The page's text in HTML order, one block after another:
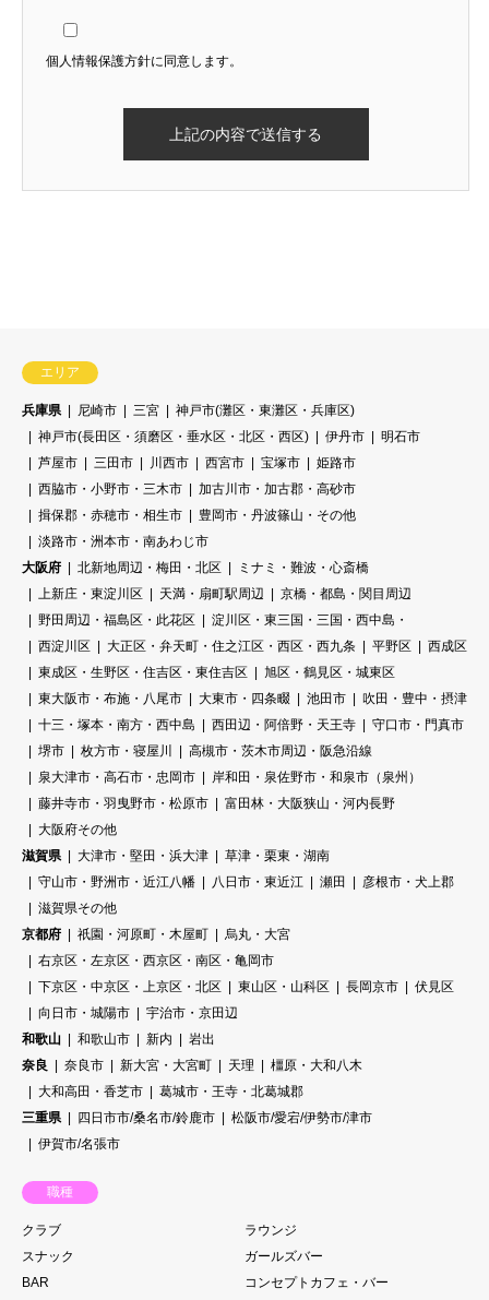
個人情報保護方針に同意します。
エリア
兵庫県 尼崎市 三宮
神戸市(灘区・東灘区・兵庫区)
神戸市(長田区・須磨区・垂水区・北区・西区)
伊丹市
明石市
芦屋市
三田市 川西市 西宮市 宝塚市
姫路市
西脇市・小野市・三木市
加古川市・加古郡・高砂市
揖保郡・赤穂市・相生市
豊岡市・丹波篠山・その他
淡路市・洲本市・南あわじ市
大阪府
北新地周辺・梅田・北区
ミナミ・難波・心斎橋
上新庄・東淀川区
天満・扇町駅周辺
京橋・都島・関目周辺
野田周辺・福島区・此花区
淀川区・東三国・三国・西中島・
西淀川区
大正区・弁天町・住之江区・西区・西九条 平野区
西成区
東成区・生野区・住吉区・東住吉区
旭区・鶴見区・城東区
東大阪市・布施・八尾市
大東市・四条畷 池田市
吹田・豊中・摂津
十三・塚本・南方・西中島
西田辺・阿倍野・天王寺
守口市・門真市
堺市
枚方市・寝屋川
高槻市・茨木市周辺・阪急沿線
泉大津市・高石市・忠岡市
岸和田・泉佐野市・和泉市（泉州）
藤井寺市・羽曳野市・松原市
富田林・大阪狭山・河内長野
大阪府その他
滋賀県
大津市・堅田・浜大津
草津・栗東・湖南
守山市・野洲市・近江八幡
八日市・東近江 瀬田
彦根市・犬上郡
滋賀県その他
京都府
祇園・河原町・木屋町
烏丸・大宮
右京区・左京区・西京区・南区・亀岡市
下京区・中京区・上京区・北区
東山区・山科区 長岡京市
伏見区
向日市・城陽市
宇治市・京田辺
和歌山
和歌山市 新内
岩出
奈良
奈良市 新大宮・大宮町 天理
橿原・大和八木
大和高田・香芝市
葛城市・王寺・北葛城郡
三重県
四日市市/桑名市/鈴鹿市
松阪市/愛宕/伊勢市/津市
伊賀市/名張市
職種
クラブ
ラウンジ
スナック
ガールズバー
BAR
コンセプトカフェ・バー